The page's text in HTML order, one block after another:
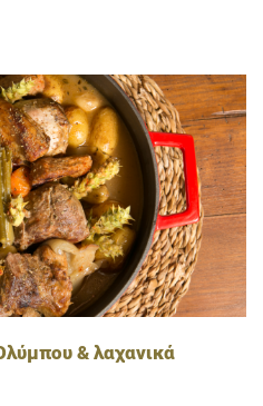
& λαχανικά